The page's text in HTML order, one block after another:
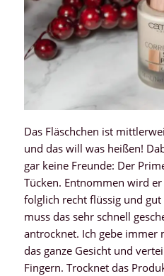
Das Fläschchen ist
und das will was heißen!
gar keine Freunde: Der
Tücken. Entnommen wird
folglich recht flüssig und
muss das sehr schnell
antrocknet. Ich gebe immer
das ganze Gesicht und
Fingern. Trocknet das